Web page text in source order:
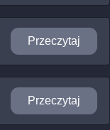
Przeczytaj
Przeczytaj